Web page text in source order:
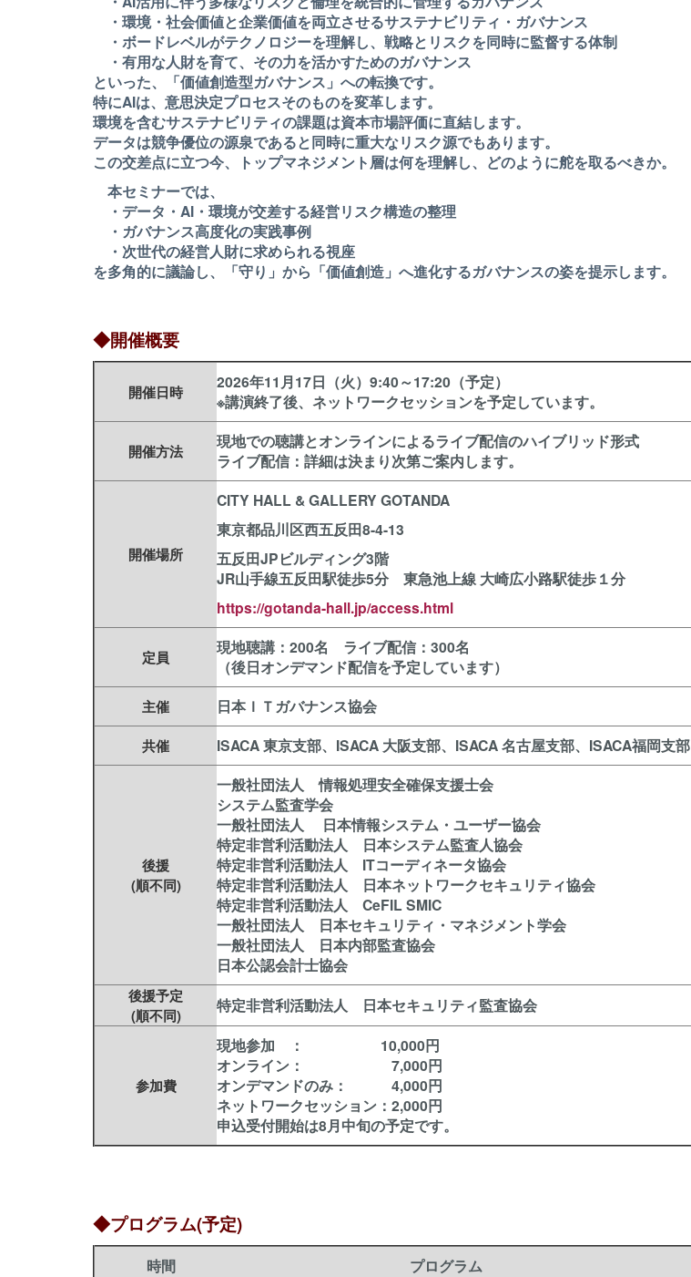
・環境・社会価値と企業価値を両立させるサステナビリティ・ガバナンス
・ボードレベルがテクノロジーを理解し、戦略とリスクを同時に監督する体制
・有用な人財を育て、その力を活かすためのガバナンス
といった、「価値創造型ガバナンス」への転換です。
特にAIは、意思決定プロセスそのものを変革します。
環境を含むサステナビリティの課題は資本市場評価に直結します。
データは競争優位の源泉であると同時に重大なリスク源でもあります。
この交差点に立つ今、トップマネジメント層は何を理解し、どのように舵を取るべきか。
本セミナーでは、
・データ・AI・環境が交差する経営リスク構造の整理
・ガバナンス高度化の実践事例
・次世代の経営人財に求められる視座
を多角的に議論し、「守り」から「価値創造」へ進化するガバナンスの姿を提示します。
◆開催概要
開催日時 2026年11月17日（火）9:40～17:20 （予定）
※講演終了後、ネットワークセッションを予定しています。
開催方法
現地での聴講とオンラインによるライブ配信のハイブリッド形式
ライブ配信：詳細は決まり次第ご案内します。
開催場所
CITY HALL & GALLERY GOTANDA
東京都品川区西五反田8-4-13
五反田JPビルディング3階
JR山手線五反田駅徒歩5分 東急池上線 大崎広小路駅徒歩１分
https://gotanda-hall.jp/access.html
定員
現地聴講：200名 ライブ配信：300名
（後日オンデマンド配信を予定しています）
主催 日本ＩＴガバナンス協会
共催 ISACA 東京支部、ISACA 大阪支部、ISACA 名古屋支部、ISACA福岡支部
後援
(順不同)
一般社団法人 情報処理安全確保支援士会
システム監査学会
一般社団法人 日本情報システム・ユーザー協会
特定非営利活動法人 日本システム監査人協会
特定非営利活動法人 ITコーディネータ協会
特定非営利活動法人 日本ネットワークセキュリティ協会
特定非営利活動法人 CeFIL SMIC
一般社団法人 日本セキュリティ・マネジメント学会
一般社団法人 日本内部監査協会
日本公認会計士協会
後援予定
(順不同)
特定非営利活動法人 日本セキュリティ監査協会
参加費
現地参加 ： 10,000円
オンライン： 7,000円
オンデマンドのみ： 4,000円
ネットワークセッション：2,000円
申込受付開始は8月中旬の予定です。
◆プログラム(予定)
時間 プログラム